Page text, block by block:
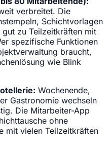
verbreitet. Die
Schichtvorlagen
zu Teilzeitkräften mit
spezifische Funktionen
braucht,
wie Blink
Wochenende,
Gastronomie wechseln
Die Mitarbeiter-App
ohne
mit vielen Teilzeitkräften